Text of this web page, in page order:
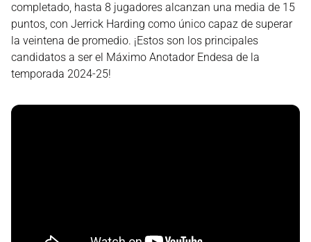
completado, hasta 8 jugadores alcanzan una media de 15
puntos, con Jerrick Harding como único capaz de superar
la veintena de promedio. ¡Estos son los principales
candidatos a ser el Máximo Anotador Endesa de la
temporada 2024-25!